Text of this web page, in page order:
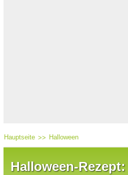
Hauptseite Halloween
Halloween-